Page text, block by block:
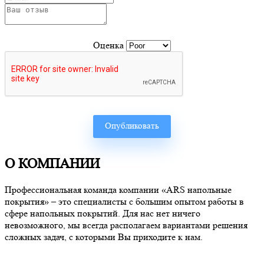
Оценка
О КОМПАНИИ
Профессиональная команда компании «ARS напольные
покрытия» – это специалисты с большим опытом работы в
сфере напольных покрытий. Для нас нет ничего
невозможного, мы всегда располагаем вариантами решения
сложных задач, с которыми Вы приходите к нам.